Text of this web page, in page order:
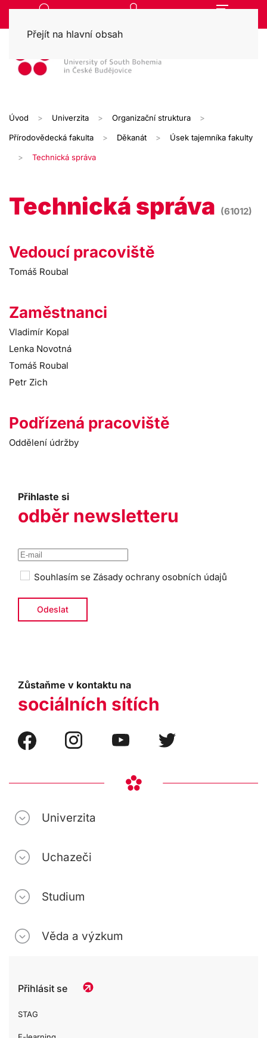
Přejít na hlavní obsah
Úvod Univerzita Organizační struktura
Přírodovědecká fakulta Děkanát Úsek tajemníka fakulty
Technická správa
Technická správa (61012)
Vedoucí pracoviště
Tomáš Roubal
Zaměstnanci
Vladimír Kopal
Lenka Novotná
Tomáš Roubal
Petr Zich
Podřízená pracoviště
Oddělení údržby
Přihlaste si
odběr newsletteru
Souhlasím se Zásady ochrany osobních údajů
Zůstaňme v kontaktu na
sociálních sítích
Univerzita
Uchazeči
Studium
Věda a výzkum
Přihlásit se
STAG